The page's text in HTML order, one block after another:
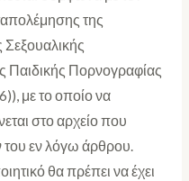
της
Παιδικής Πορνογραφίας
με το οποίο να
στο αρχείο που
του εν λόγω άρθρου.
θα πρέπει να έχει